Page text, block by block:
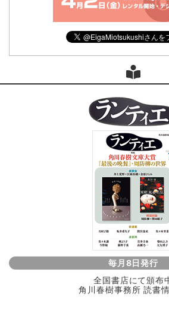
毎月8日発行
全国書店にて頒布
角川春樹事務所 読書